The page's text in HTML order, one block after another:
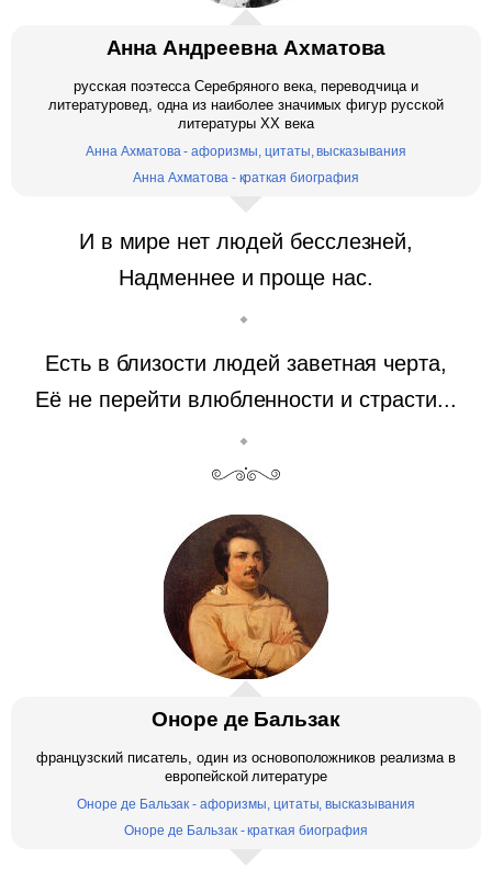
Анна Андреевна Ахматова
русская поэтесса Серебряного века, переводчица и
литературовед, одна из наиболее значимых фигур русской
литературы XX века
Анна Ахматова - афоризмы, цитаты, высказывания
Анна Ахматова - краткая биография
И в мире нет людей бесслезней,
Надменнее и проще нас.
Есть в близости людей заветная черта,
Её не перейти влюбленности и страсти...
Оноре де Бальзак
французский писатель, один из основоположников реализма в
европейской литературе
Оноре де Бальзак - афоризмы, цитаты, высказывания
Оноре де Бальзак - краткая биография